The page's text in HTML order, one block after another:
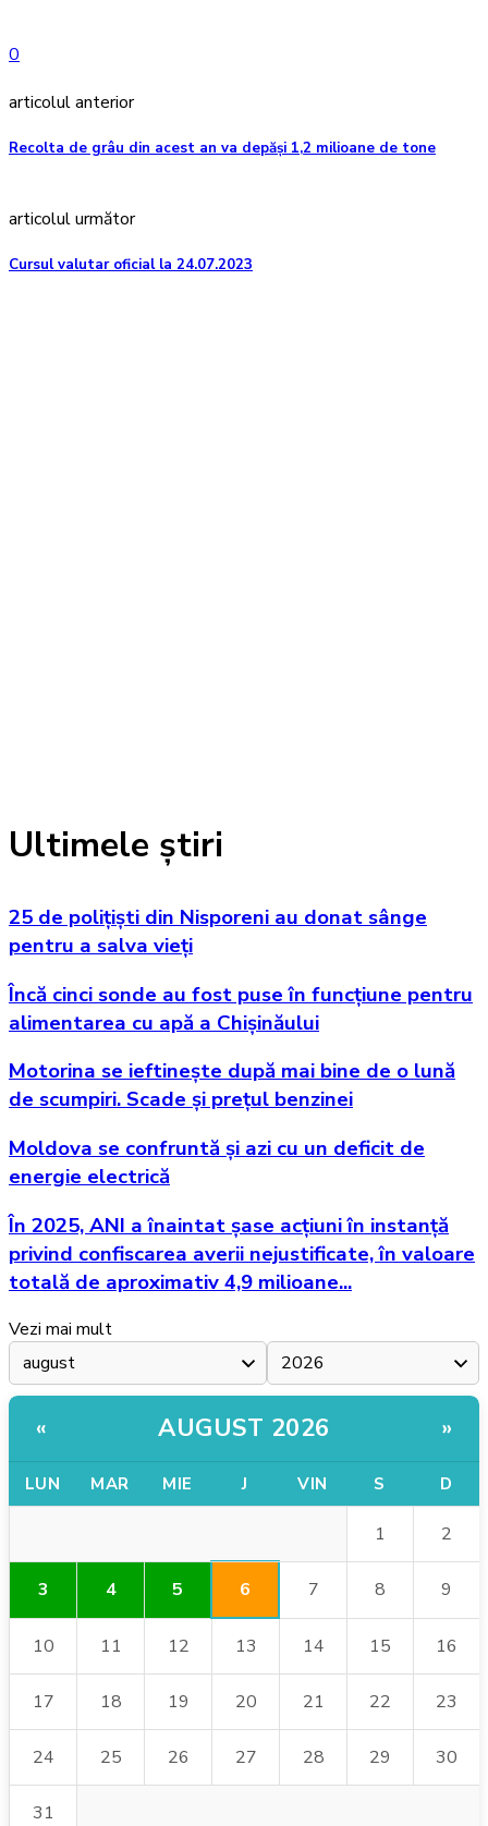
0
articolul anterior
Recolta de grâu din acest an va depăși 1,2 milioane de tone
articolul următor
Cursul valutar oficial la 24.07.2023
Ultimele știri
25 de polițiști din Nisporeni au donat sânge
pentru a salva vieți
Încă cinci sonde au fost puse în funcțiune pentru
alimentarea cu apă a Chișinăului
Motorina se ieftinește după mai bine de o lună
de scumpiri. Scade și prețul benzinei
Moldova se confruntă și azi cu un deficit de
energie electrică
În 2025, ANI a înaintat șase acțiuni în instanță
privind confiscarea averii nejustificate, în valoare
totală de aproximativ 4,9 milioane...
Vezi mai mult
« AUGUST 2026 »
LUN MAR MIE J VIN S D
1 2
3 4 5 6 7 8 9
10 11 12 13 14 15 16
17 18 19 20 21 22 23
24 25 26 27 28 29 30
31